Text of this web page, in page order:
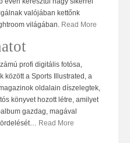
valójában kettőnk
világában. Read More
profi digitális fotósa,
között a Sports Illustrated, a
oldalain díszelegtek,
könyvet hozott létre, amilyet
gazdag, magával
… Read More